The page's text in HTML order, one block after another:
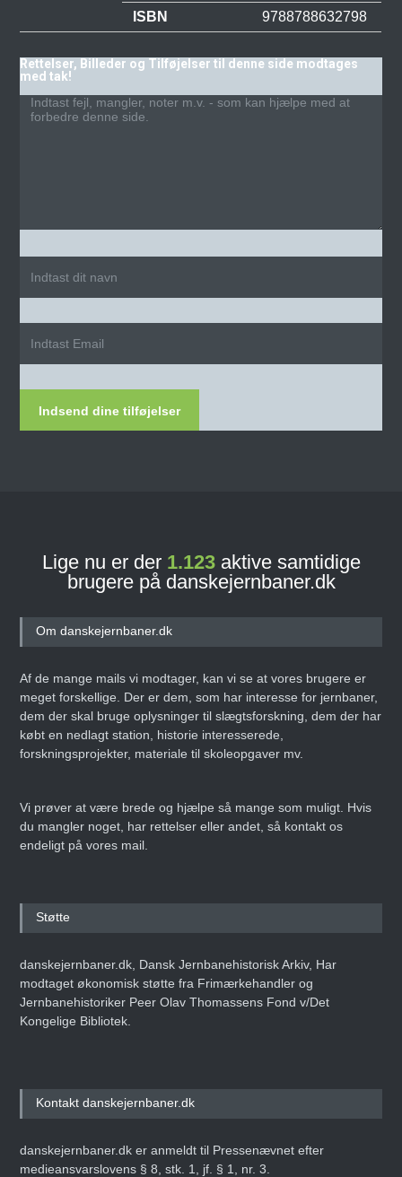
ISBN
9788788632798
Rettelser, Billeder og Tilføjelser til denne side modtages
med tak!
Indsend dine tilføjelser
Lige nu er der 1.118aktive samtidige
brugere på danskejernbaner.dk
Om danskejernbaner.dk
Af de mange mails vi modtager, kan vi se at vores brugere er
meget forskellige. Der er dem, som har interesse for jernbaner,
dem der skal bruge oplysninger til slægtsforskning, dem der har
købt en nedlagt station, historie interesserede,
forskningsprojekter, materiale til skoleopgaver mv.
Vi prøver at være brede og hjælpe så mange som muligt. Hvis
du mangler noget, har rettelser eller andet, så kontakt os
endeligt på vores mail.
Støtte
danskejernbaner.dk, Dansk Jernbanehistorisk Arkiv, Har
modtaget økonomisk støtte fra Frimærkehandler og
Jernbanehistoriker Peer Olav Thomassens Fond v/Det
Kongelige Bibliotek.
Kontakt danskejernbaner.dk
danskejernbaner.dk er anmeldt til Pressenævnet efter
medieansvarslovens § 8, stk. 1, jf. § 1, nr. 3.